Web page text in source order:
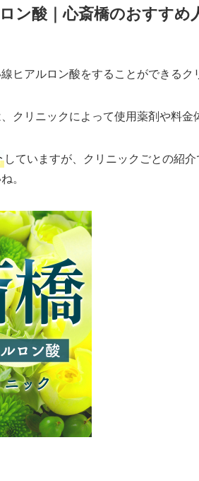
ン酸｜心斎橋のおすすめ
ヒアルロン酸をすることができるク
クリニックによって使用薬剤や料金
していますが、クリニックごとの紹
。